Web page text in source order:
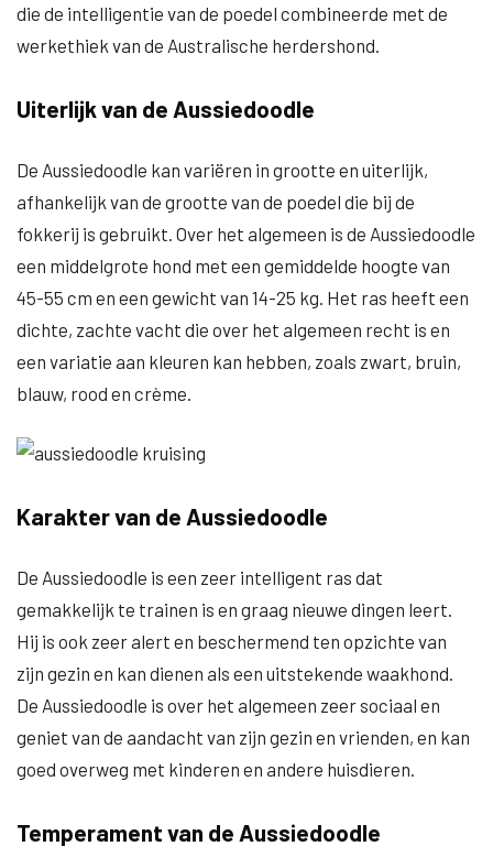
die de intelligentie van de poedel combineerde met de
werkethiek van de Australische herdershond.
Uiterlijk van de Aussiedoodle
De Aussiedoodle kan variëren in grootte en uiterlijk,
afhankelijk van de grootte van de poedel die bij de
fokkerij is gebruikt. Over het algemeen is de Aussiedoodle
een middelgrote hond met een gemiddelde hoogte van
45-55 cm en een gewicht van 14-25 kg. Het ras heeft een
dichte, zachte vacht die over het algemeen recht is en
een variatie aan kleuren kan hebben, zoals zwart, bruin,
blauw, rood en crème.
Karakter van de Aussiedoodle
De Aussiedoodle is een zeer intelligent ras dat
gemakkelijk te trainen is en graag nieuwe dingen leert.
Hij is ook zeer alert en beschermend ten opzichte van
zijn gezin en kan dienen als een uitstekende waakhond.
De Aussiedoodle is over het algemeen zeer sociaal en
geniet van de aandacht van zijn gezin en vrienden, en kan
goed overweg met kinderen en andere huisdieren.
Temperament van de Aussiedoodle